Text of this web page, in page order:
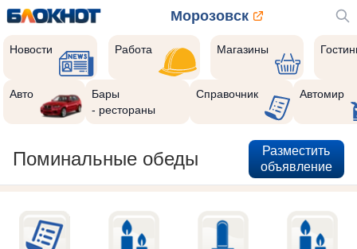
Морозовск
Новости Работа Магазины
Авто
Бары
- рестораны
Справочник Автомир
Поминальные обеды
Разместить
объявление